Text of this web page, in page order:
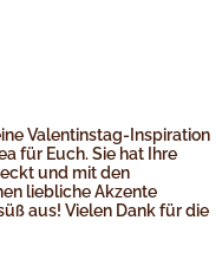
Valentinstag-Inspiration
für Euch. Sie hat Ihre
und mit den
liebliche Akzente
aus! Vielen Dank für die